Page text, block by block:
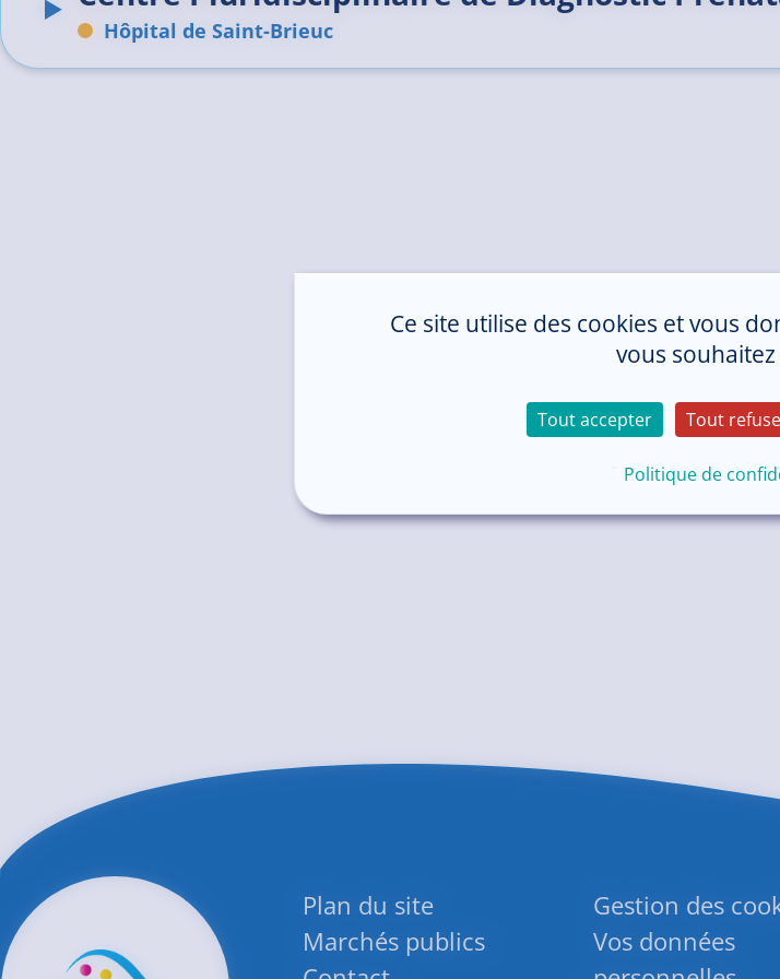
Hôpital de Saint-Brieuc
Plan du site
Marchés publics
Gestion des
Vos données
Ce site utilise des cookies et vous
vous
Tout accepter Tout
Politique de